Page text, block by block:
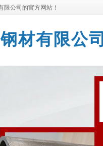
限公司的官方网站！
材有限公司